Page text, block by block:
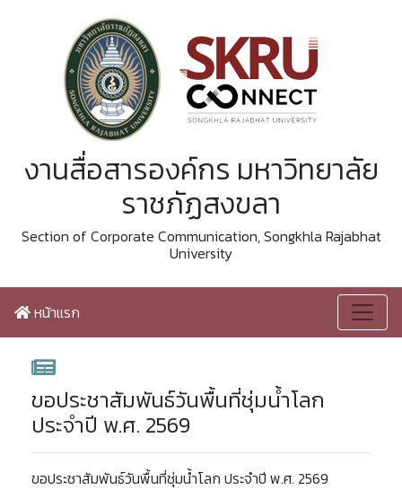
งานสื่อสารองค์กร มหาวิทยาลัย
ราชภัฏสงขลา
Section of Corporate Communication, Songkhla Rajabhat
University
หน้าแรก
ขอประชาสัมพันธ์วันพื้นที่ชุ่มน้ำโลก
ประจำปี พ.ศ. 2569
ขอประชาสัมพันธ์วันพื้นที่ชุ่มน้ำโลก ประจำปี พ.ศ. 2569